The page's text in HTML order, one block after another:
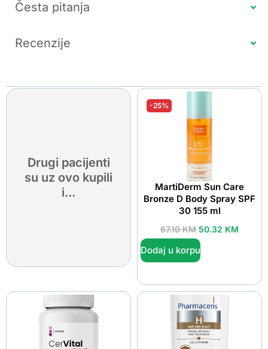
Česta pitanja
Recenzije
Drugi pacijenti
su uz ovo kupili
i...
-25%
MartiDerm Sun Care
Bronze D Body Spray SPF
30 155 ml
67.10KM 50.32 KM
Dodaj u korpu